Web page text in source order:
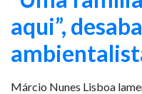
aqui”,
Márcio Nunes Lisboa